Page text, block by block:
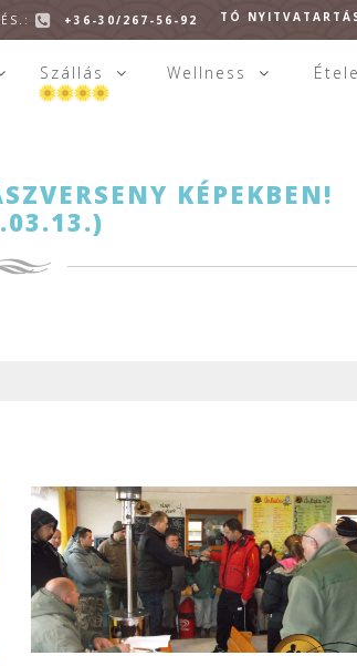
TÓ
+36-30/267-56-92
Szállás
Árak,
csomagok
Wellness
KÉPEKBEN!